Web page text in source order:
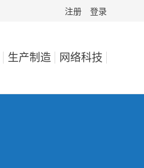
注册 登录
生产制造 网络科技